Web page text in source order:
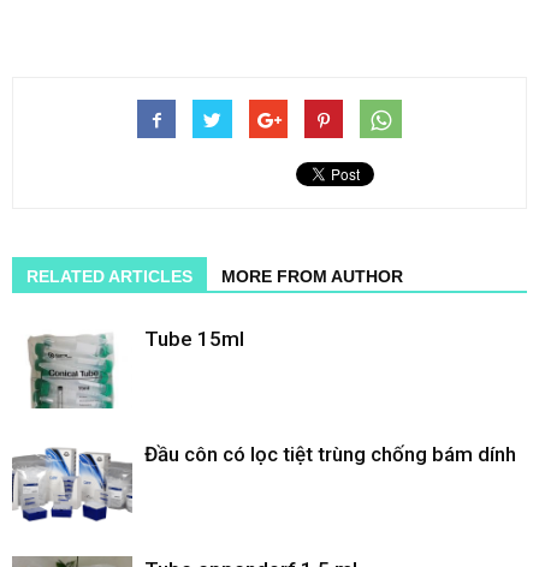
RELATED ARTICLES MORE FROM AUTHOR
Tube 15ml
Đầu côn có lọc tiệt trùng chống bám dính